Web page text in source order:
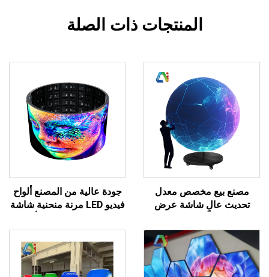
المنتجات ذات الصلة
مخصص معدل
شاشة عرض
كروية معلقة
جودة عالية من المصنع ألواح
فيديو LED مرنة منحنية شاشة
كاملة P4 شاشة عملاقة
إسطوانية خارجية